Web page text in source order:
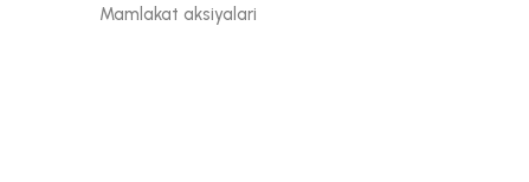
Mamlakat aksiyalari